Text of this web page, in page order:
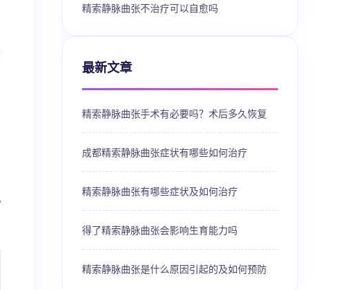
精索静脉曲张不治疗可以自愈吗
最新文章
精索静脉曲张手术有必要吗？术后多久恢复
成都精索静脉曲张症状有哪些如何治疗
精索静脉曲张有哪些症状及如何治疗
得了精索静脉曲张会影响生育能力吗
精索静脉曲张是什么原因引起的及如何预防